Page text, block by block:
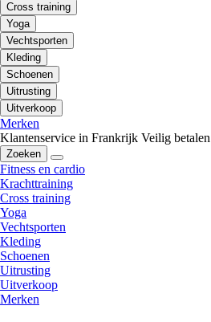
Cross training
Yoga
Vechtsporten
Kleding
Schoenen
Uitrusting
Uitverkoop
Merken
Klantenservice in Frankrijk Veilig betalen
Zoeken
Fitness en cardio
Krachttraining
Cross training
Yoga
Vechtsporten
Kleding
Schoenen
Uitrusting
Uitverkoop
Merken